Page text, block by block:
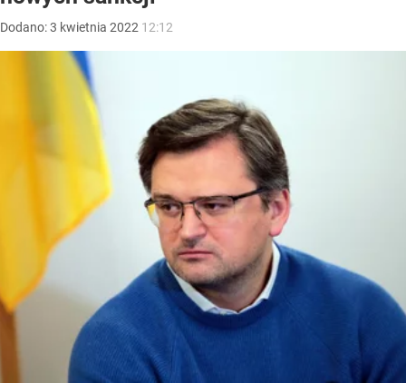
Dodano:3 kwietnia 2022 12:12